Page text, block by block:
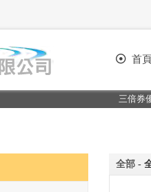
首
三倍券優惠專案再加
全部 -